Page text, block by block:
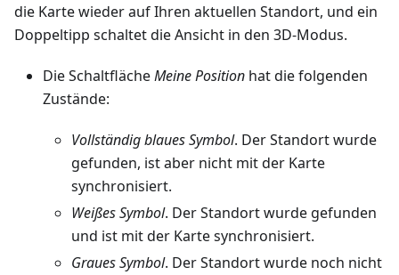
die Karte wieder auf Ihren aktuellen Standort, und ein
Doppeltipp schaltet die Ansicht in den 3D-Modus.
Die SchaltflächeMeine Position hat die folgenden
Zustände:
Vollständig blaues Symbol. Der Standort wurde
gefunden, ist aber nicht mit der Karte
synchronisiert.
Weißes Symbol. Der Standort wurde gefunden
und ist mit der Karte synchronisiert.
Graues Symbol. Der Standort wurde noch nicht